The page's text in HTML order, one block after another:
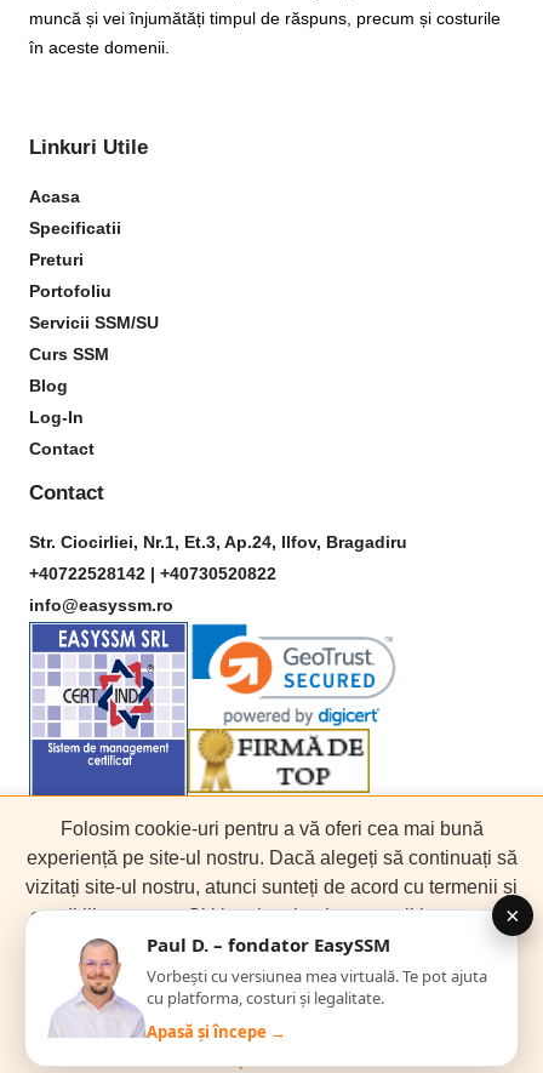
Folosim cookie-uri pentru a vă oferi cea mai bună
experiență pe site-ul nostru. Dacă alegeți să continuați să
vizitați site-ul nostru, atunci sunteți de acord cu termenii și
condițiile noastre. Citiți mai multe despre politica noastră
de confidențialitate.
Am înțeles
muncă și vei înjumătăți timpul de răspuns, precum și costurile
în aceste domenii.
Linkuri Utile
Acasa
Specificatii
Preturi
Portofoliu
Servicii SSM/SU
Curs SSM
Blog
Log-In
Contact
Contact
Str. Ciocirliei, Nr.1, Et.3, Ap.24, Ilfov, Bragadiru
+40722528142 | +40730520822
info@easyssm.ro
Copyright © 2017 - 2025 EasySSM. Toate drepturile
rezervate.